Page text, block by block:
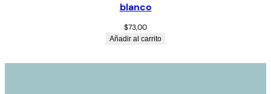
blanco
$73,00
Añadir al carrito